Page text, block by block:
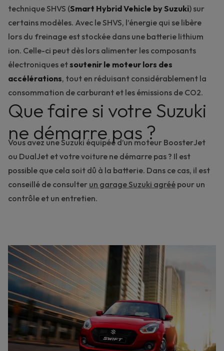
technique SHVS (Smart Hybrid Vehicle by Suzuki) sur
certains modèles. Avec le SHVS, l’énergie qui se libère
lors du freinage est stockée dans une batterie lithium
ion. Celle-ci peut dès lors alimenter les composants
électroniques etsoutenir le moteur lors des
accélérations, tout en réduisant considérablement la
consommation de carburant et les émissions de CO2.
Que faire si votre Suzuki
ne démarre pas ?
Vous avez une Suzuki équipée d’un moteur BoosterJet
ou DualJet et votre voiture ne démarre pas ? Il est
possible que cela soit dû à la batterie. Dans ce cas, il est
conseillé de consulter un garage Suzuki agréé pour un
contrôle et un entretien.